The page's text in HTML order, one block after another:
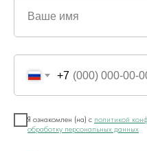
Ваше имя
+7
Я ознакомлен (на) с политикой
обработку персональных данных